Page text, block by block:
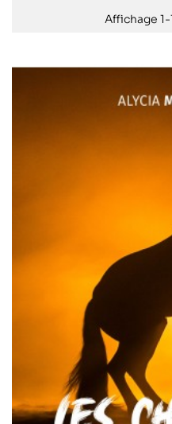
Affichage 1-